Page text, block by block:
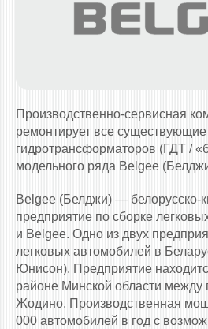
Производственно-сервисная
ремонтирует все
гидротрансформаторов (ГДТ /
модельного ряда Belgee
Belgee (Белджи) — белорусско-
предприятие по сборке
и Belgee. Одно из двух
легковых автомобилей в
Юнисон). Предприятие
районе Минской области между
Жодино. Производственная
000 автомобилей в год с